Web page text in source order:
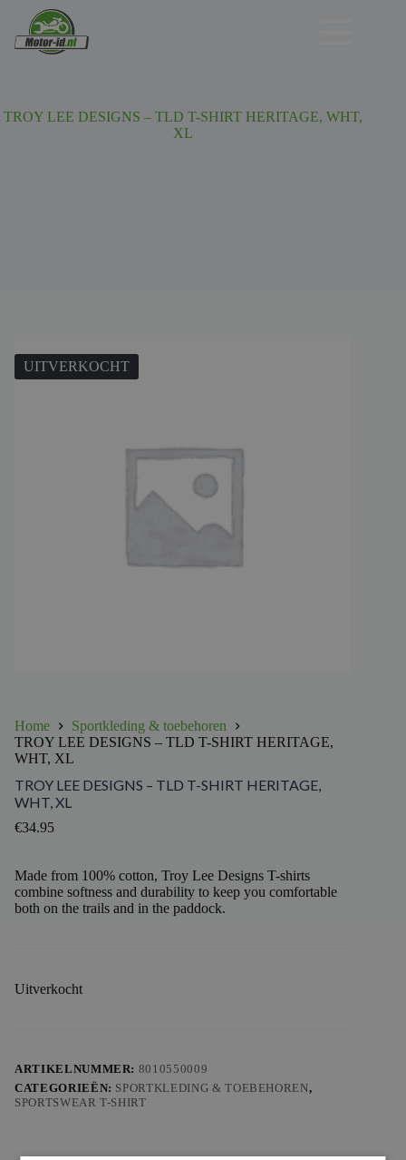
TROY LEE DESIGNS – TLD T-SHIRT HERITAGE, WHT,
XL
UITVERKOCHT
Home
Sportkleding & toebehoren
TROY LEE DESIGNS – TLD T-SHIRT HERITAGE,
WHT, XL
TROY LEE DESIGNS – TLD T-SHIRT HERITAGE,
WHT, XL
€34.95
Made from 100% cotton, Troy Lee Designs T-shirts
combine softness and durability to keep you comfortable
both on the trails and in the paddock.
Uitverkocht
ARTIKELNUMMER: 8010550009
CATEGORIEËN: SPORTKLEDING & TOEBEHOREN,
SPORTSWEAR T-SHIRT